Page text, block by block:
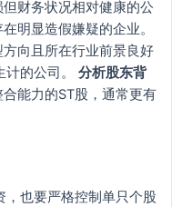
财务状况相对健康的公
明显造假嫌疑的企业。
方向且所在行业前景良好
的公司。 分析股东背
能力的ST股，通常更有
，也要严格控制单只个股